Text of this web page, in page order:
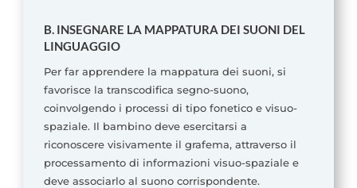
B. INSEGNARE LA MAPPATURA DEI SUONI DEL
LINGUAGGIO
Per far apprendere la mappatura dei suoni, si
favorisce la transcodifica segno-suono,
coinvolgendo i processi di tipo fonetico e visuo-
spaziale. Il bambino deve esercitarsi a
riconoscere visivamente il grafema, attraverso il
processamento di informazioni visuo-spaziale e
deve associarlo al suono corrispondente.